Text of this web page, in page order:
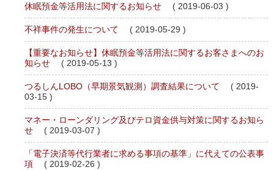
休眠預金等活用法に関するお知らせ ( 2019-06-03 )
不祥事件の発生について ( 2019-05-29 )
【重要なお知らせ】休眠預金等活用法に関するお客さまへのお
知らせ
( 2019-05-13 )
つるしんLOBO（早期景気観測）調査結果について
( 2019-
03-15 )
マネー・ローンダリング及びテロ資金供与対策に関するお知ら
せ
( 2019-03-07 )
「電子決済等代行業者に求める事項の基準」に代えての公表事
項
( 2019-02-26 )